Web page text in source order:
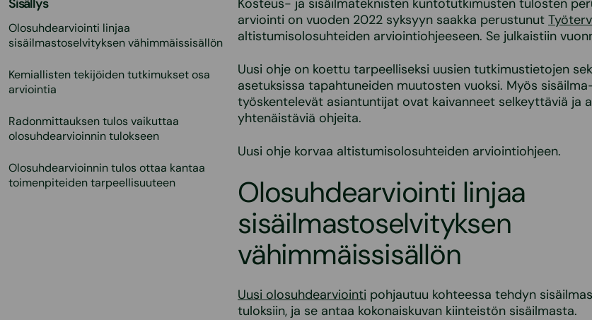
Sisällys
Olosuhdearviointi linjaa
sisäilmastoselvityksen vähimmäissisällön
Kemiallisten tekijöiden tutkimukset osa
arviointia
Radonmittauksen tulos vaikuttaa
olosuhdearvioinnin tulokseen
Olosuhdearvioinnin tulos ottaa kantaa
toimenpiteiden tarpeellisuuteen
Kosteus- ja sisäilmateknisten kuntotutkimusten tulosten
arviointi on vuoden 2022 syksyyn saakka perustunut
altistumisolosuhteiden arviointiohjeeseen. Se julkaistiin
Uusi ohje on koettu tarpeelliseksi uusien tutkimustietojen
asetuksissa tapahtuneiden muutosten vuoksi. Myös
työskentelevät asiantuntijat ovat kaivanneet selkeyttäviä ja
yhtenäistäviä ohjeita.
Uusi ohje korvaa altistumisolosuhteiden arviointiohjeen.
Olosuhdearviointi linjaa
sisäilmastoselvityksen
vähimmäissisällön
Uusi olosuhdearviointi pohjautuu kohteessa tehdyn
tuloksiin, ja se antaa kokonaiskuvan kiinteistön sisäilmasta.